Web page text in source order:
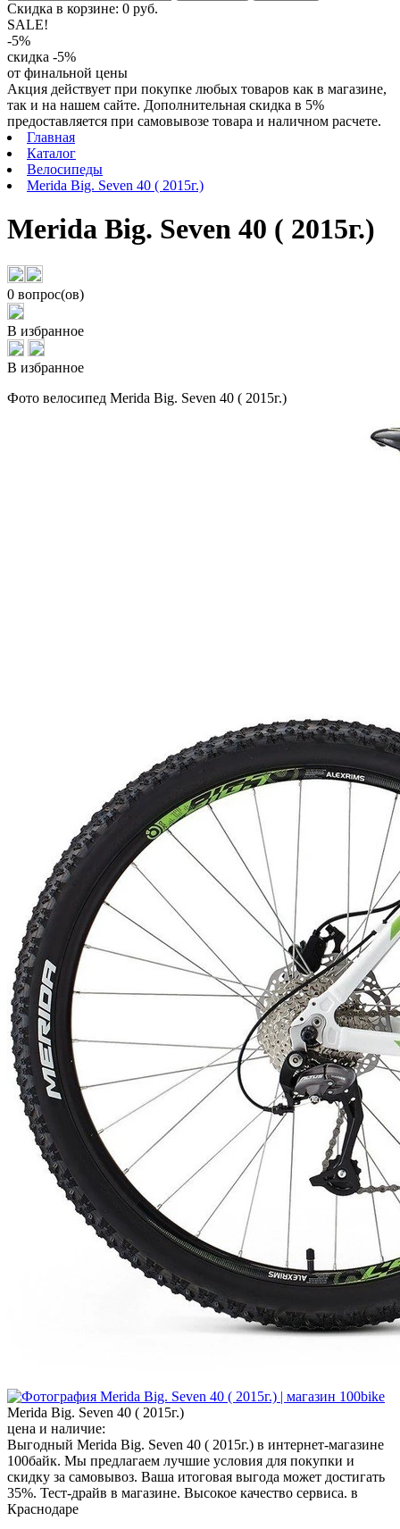
Скидка в корзине: 0 руб.
SALE!
-5%
скидка -5%
от финальной цены
Акция действует при покупке любых товаров как в магазине,
так и на нашем сайте. Дополнительная скидка в 5%
предоставляется при самовывозе товара и наличном расчете.
Главная
Каталог
Велосипеды
Merida Big. Seven 40 ( 2015г.)
Merida Big. Seven 40 ( 2015г.)
0 вопрос(ов)
В избранное
В избранное
Фото велосипед Merida Big. Seven 40 ( 2015г.)
Merida Big. Seven 40 ( 2015г.)
цена и наличие:
Выгодный Merida Big. Seven 40 ( 2015г.) в интернет-магазине
100байк. Мы предлагаем лучшие условия для покупки и
скидку за самовывоз. Ваша итоговая выгода может достигать
35%. Тест-драйв в магазине. Высокое качество сервиса. в
Краснодаре